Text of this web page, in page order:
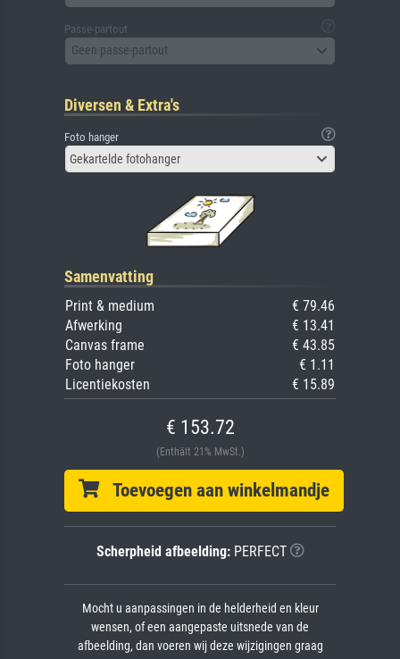
Passe-partout
Geen passe-partout
Diversen & Extra's
Foto hanger
Gekartelde fotohanger
Samenvatting
Print & medium
€ 79.46
Afwerking
€ 13.41
Canvas frame
€ 43.85
Foto hanger
€ 1.11
Licentiekosten
€ 15.89
€ 153.72
(Enthält 21% MwSt.)
Toevoegen aan winkelmandje
Scherpheid afbeelding:PERFECT
Mocht u aanpassingen in de helderheid en kleur
wensen, of een aangepaste uitsnede van de
afbeelding, dan voeren wij deze wijzigingen graag